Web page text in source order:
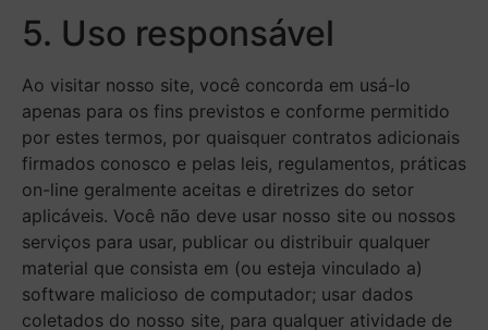
5. Uso responsável
Ao visitar nosso site, você concorda em usá-lo
apenas para os fins previstos e conforme permitido
por estes termos, por quaisquer contratos adicionais
firmados conosco e pelas leis, regulamentos, práticas
on-line geralmente aceitas e diretrizes do setor
aplicáveis. Você não deve usar nosso site ou nossos
serviços para usar, publicar ou distribuir qualquer
material que consista em (ou esteja vinculado a)
software malicioso de computador; usar dados
coletados do nosso site, para qualquer atividade de